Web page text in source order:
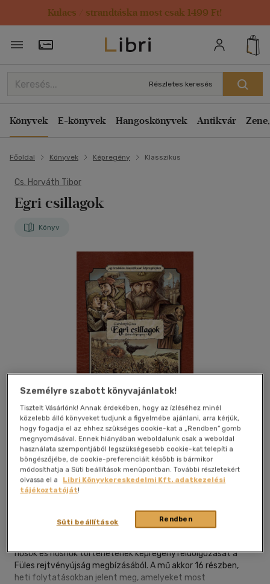
Kulacs / strandtáska most csak 1499 Ft!
Törzsvásárlói Kártya adatai
Részletes keresés
Könyvek E-könyvek Hangoskönyvek Antikvár
Főoldal Könyvek Képregény Klasszikus
Cs. Horváth Tibor
Egri csillagok
Könyv
Kívánságlistához adom
A legendás képregényrajzoló, Korcsmáros Pál 1959-ben
hősök és hősnők történetének képregényfeldolgozását a
Füles rejtvényújság megbízásából. A mű akkor 16 részben,
heti folytatásokban jelent meg, amelyeket most
Személyre szabott könyvajánlatok!
Tisztelt Vásárlónk! Annak érdekében, hogy az ízléséhez minél
közelebb álló könyveket tudjunk a figyelmébe ajánlani, arra kérjük,
hogy fogadja el az ehhez szükséges cookie-kat a „Rendben” gomb
megnyomásával. Ennek hiányában weboldalunk csak a weboldal
használata szempontjából legszükségesebb cookie-kat telepíti a
böngészőjébe, de cookie-preferenciáit később is bármikor
módosíthatja a Süti beállítások menüpontban. További részletekért
olvassa el a
Libri Könyvkereskedelmi Kft. adatkezelési
tájékoztatóját!
Rendben
Süti beállítások